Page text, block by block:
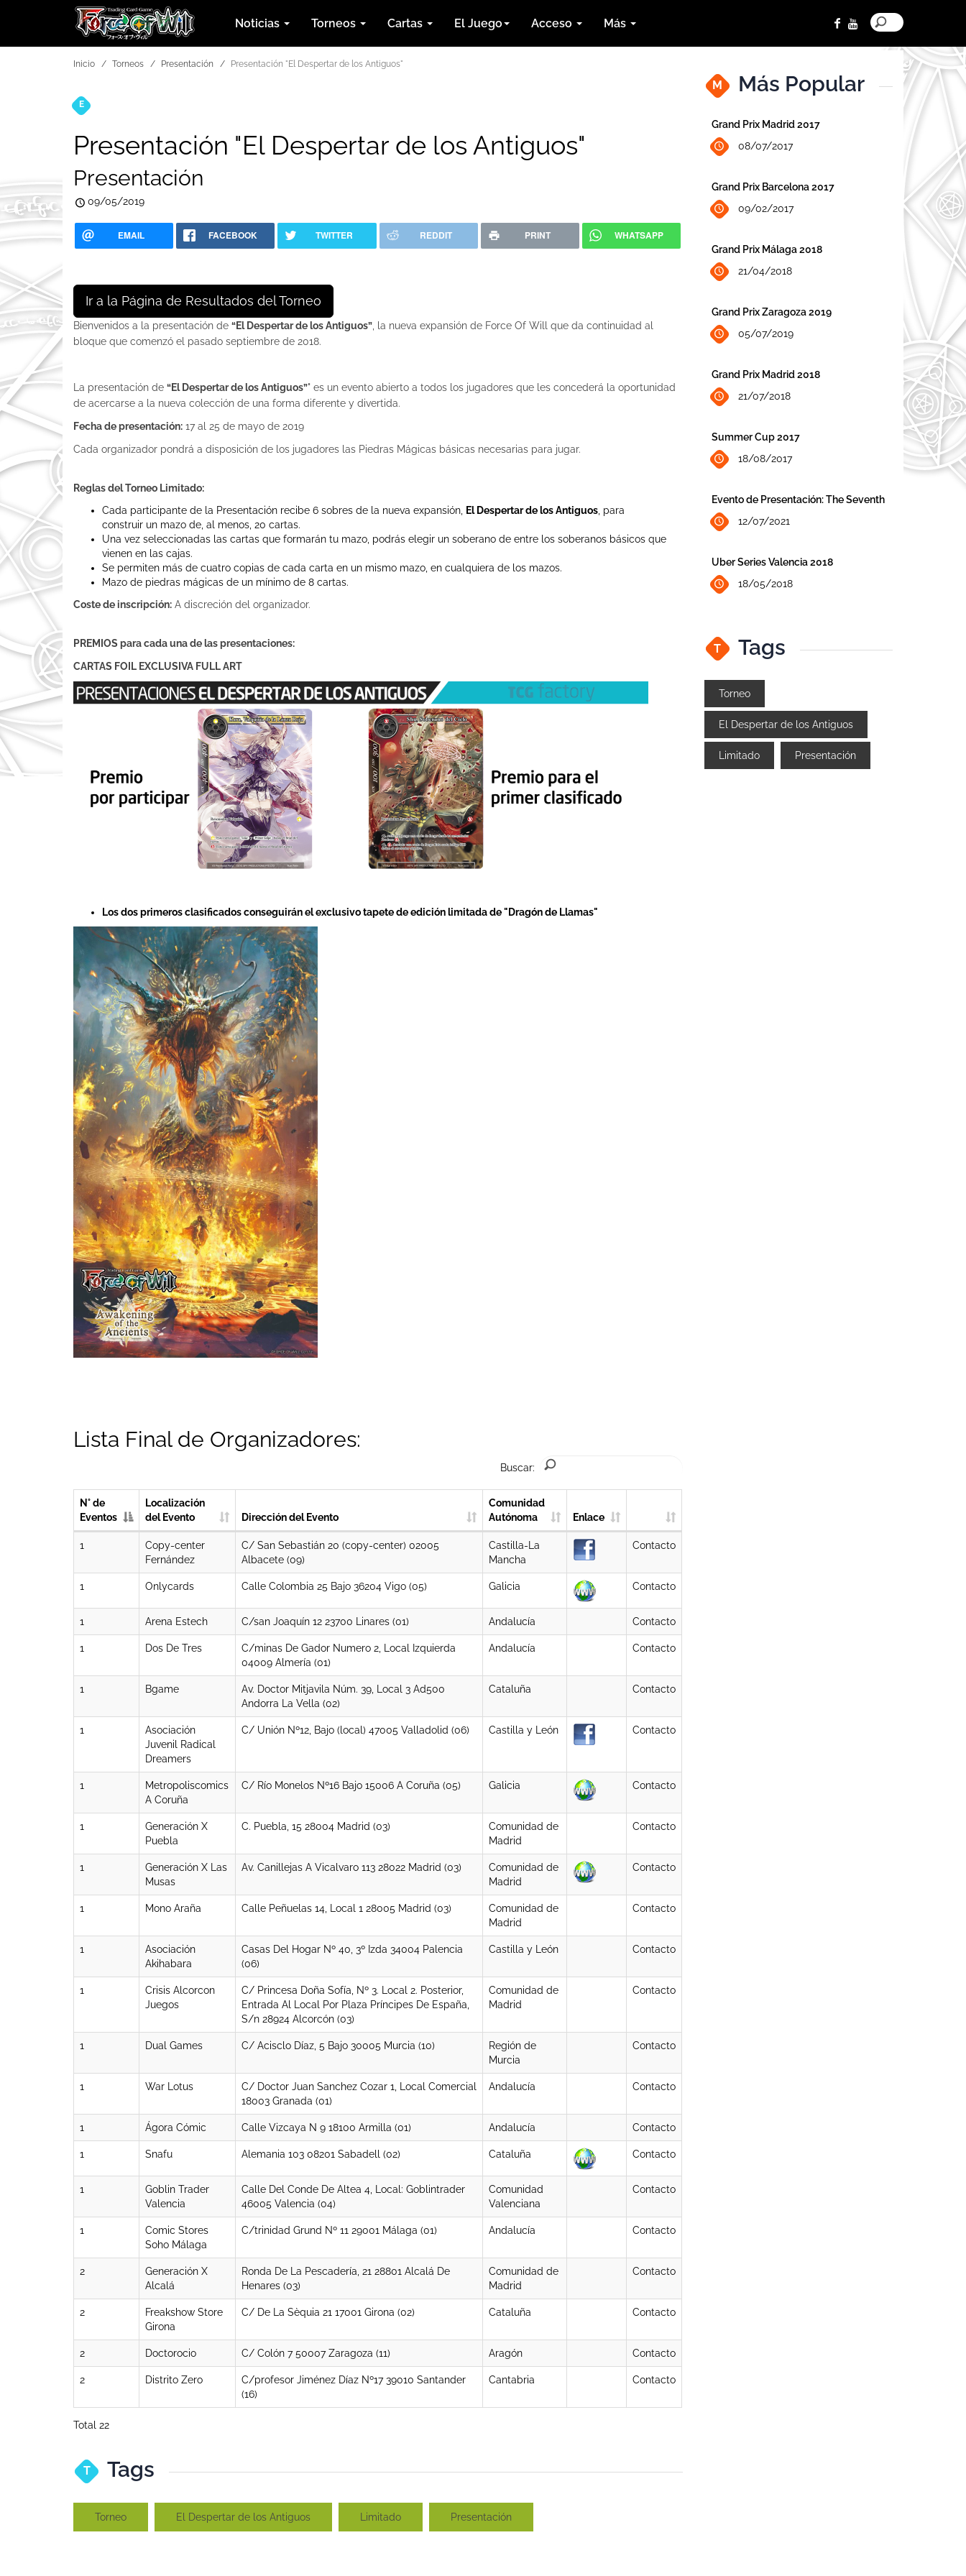
Noticias Torneos Cartas El Juego Acceso Más
Inicio Torneos Presentación Presentación "El Despertar de los Antiguos"
E
Presentación "El Despertar de los Antiguos"
Presentación
09/05/2019
EMAIL FACEBOOK TWITTER REDDIT PRINT WHATSAPP
Ir a la Página de Resultados del Torneo
Bienvenidos a la presentación de “El Despertar de los Antiguos”, la nueva expansión de Force Of Will que da continuidad al
bloque que comenzó el pasado septiembre de 2018.
La presentación de “El Despertar de los Antiguos”" es un evento abierto a todos los jugadores que les concederá la oportunidad
de acercarse a la nueva colección de una forma diferente y divertida.
Fecha de presentación: 17 al 25 de mayo de 2019
Cada organizador pondrá a disposición de los jugadores las Piedras Mágicas básicas necesarias para jugar.
Reglas del Torneo Limitado:
Cada participante de la Presentación recibe 6 sobres de la nueva expansión, El Despertar de los Antiguos, para
construir un mazo de, al menos, 20 cartas.
Una vez seleccionadas las cartas que formarán tu mazo, podrás elegir un soberano de entre los soberanos básicos que
vienen en las cajas.
Se permiten más de cuatro copias de cada carta en un mismo mazo, en cualquiera de los mazos.
Mazo de piedras mágicas de un mínimo de 8 cartas.
Coste de inscripción: A discreción del organizador.
PREMIOS para cada una de las presentaciones:
CARTAS FOIL EXCLUSIVA FULL ART
Los dos primeros clasificados conseguirán el exclusivo tapete de edición limitada de "Dragón de Llamas"
Lista Final de Organizadores:
Buscar:
N° de
Eventos
Localización
del Evento
Dirección del Evento
Comunidad
Autónoma
Enlace
1
Copy-center
Fernández
C/ San Sebastián 20 (copy-center) 02005
Albacete (09)
Castilla-La
Mancha
Contacto
1 Onlycards Calle Colombia 25 Bajo 36204 Vigo (05) Galicia Contacto
1 Arena Estech C/san Joaquín 12 23700 Linares (01) Andalucía Contacto
1 Dos De Tres
C/minas De Gador Numero 2, Local Izquierda
04009 Almería (01)
Andalucía Contacto
1 Bgame
Av. Doctor Mitjavila Núm. 39, Local 3 Ad500
Andorra La Vella (02)
Cataluña Contacto
1
Asociación
Juvenil Radical
Dreamers
C/ Unión Nº12, Bajo (local) 47005 Valladolid (06) Castilla y León Contacto
1
Metropoliscomics
A Coruña
C/ Río Monelos Nº16 Bajo 15006 A Coruña (05) Galicia Contacto
1
Generación X
Puebla
C. Puebla, 15 28004 Madrid (03)
Comunidad de
Madrid
Contacto
1
Generación X Las
Musas
Av. Canillejas A Vicalvaro 113 28022 Madrid (03)
Comunidad de
Madrid
Contacto
1 Mono Araña Calle Peñuelas 14, Local 1 28005 Madrid (03)
Comunidad de
Madrid
Contacto
1
Asociación
Akihabara
Casas Del Hogar Nº 40, 3º Izda 34004 Palencia
(06)
Castilla y León Contacto
1
Crisis Alcorcon
Juegos
C/ Princesa Doña Sofía, Nº 3. Local 2. Posterior,
Entrada Al Local Por Plaza Príncipes De España,
S/n 28924 Alcorcón (03)
Comunidad de
Madrid
Contacto
1 Dual Games C/ Acisclo Díaz, 5 Bajo 30005 Murcia (10)
Región de
Murcia
Contacto
1 War Lotus
C/ Doctor Juan Sanchez Cozar 1, Local Comercial
18003 Granada (01)
Andalucía Contacto
1 Ágora Cómic Calle Vizcaya N 9 18100 Armilla (01) Andalucía Contacto
1 Snafu Alemania 103 08201 Sabadell (02) Cataluña Contacto
1
Goblin Trader
Valencia
Calle Del Conde De Altea 4, Local: Goblintrader
46005 Valencia (04)
Comunidad
Valenciana
Contacto
1
Comic Stores
Soho Málaga
C/trinidad Grund Nº 11 29001 Málaga (01) Andalucía Contacto
2
Generación X
Alcalá
Ronda De La Pescadería, 21 28801 Alcalá De
Henares (03)
Comunidad de
Madrid
Contacto
2
Freakshow Store
Girona
C/ De La Sèquia 21 17001 Girona (02) Cataluña Contacto
2 Doctorocio C/ Colón 7 50007 Zaragoza (11) Aragón Contacto
2 Distrito Zero
C/profesor Jiménez Díaz Nº17 39010 Santander
(16)
Cantabria Contacto
Total 22
T Tags
Torneo El Despertar de los Antiguos Limitado Presentación
M Más Popular
Grand Prix Madrid 2017
08/07/2017
Grand Prix Barcelona 2017
09/02/2017
Grand Prix Málaga 2018
21/04/2018
Grand Prix Zaragoza 2019
05/07/2019
Grand Prix Madrid 2018
21/07/2018
Summer Cup 2017
18/08/2017
Evento de Presentación: The Seventh
12/07/2021
Uber Series Valencia 2018
18/05/2018
T Tags
Torneo
El Despertar de los Antiguos
Limitado Presentación